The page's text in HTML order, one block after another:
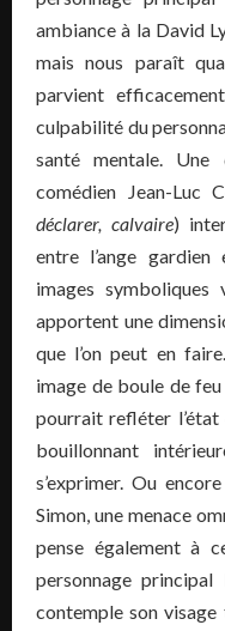
ambiance à la David
mais nous paraît
parvient
culpabilité du
santé mentale. Une
comédien Jean-Luc
déclarer, calvaire)
entre l’ange
images
apportent une
que l’on peut en
image de boule de
pourrait refléter l’état
bouillonnant
s’exprimer. Ou
Simon, une menace
pense également à
personnage
contemple son